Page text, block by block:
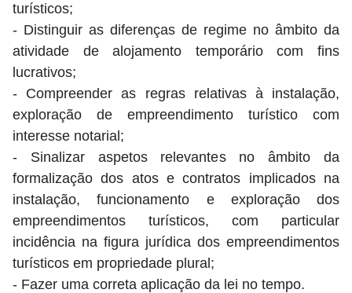
turísticos;
- Distinguir as diferenças de regime no âmbito da
atividade de alojamento temporário com fins
lucrativos;
- Compreender as regras relativas à instalação,
exploração de empreendimento turístico com
interesse notarial;
- Sinalizar aspetos relevantes no âmbito da
formalização dos atos e contratos implicados na
instalação, funcionamento e exploração dos
empreendimentos turísticos, com particular
incidência na figura jurídica dos empreendimentos
turísticos em propriedade plural;
- Fazer uma correta aplicação da lei no tempo.